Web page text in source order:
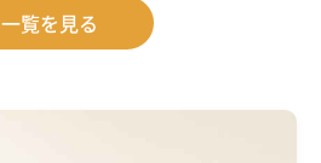
一覧を見る